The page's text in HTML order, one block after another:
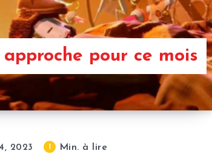
pour ce mois
2023 1 Min. à lire